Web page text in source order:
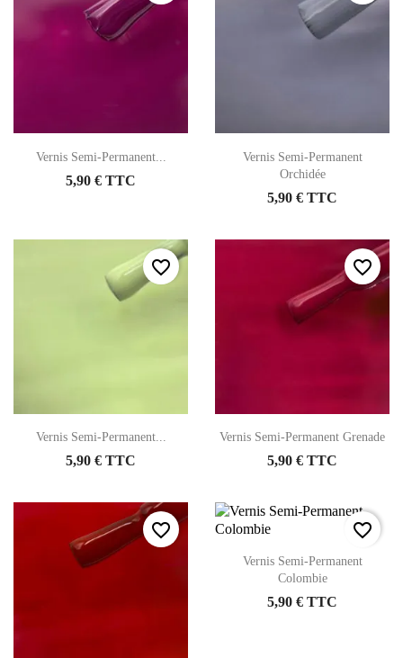
Vernis Semi-Permanent...
5,90 € TTC
Vernis Semi-Permanent
Orchidée
5,90 € TTC
Vernis Semi-Permanent...
5,90 € TTC
favorite_border
Vernis Semi-Permanent Grenade
5,90 € TTC
favorite_border
favorite_border
Vernis Semi-Permanent
Colombie
5,90 € TTC
favorite_border